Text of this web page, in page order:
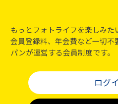
もっとフォトライフを楽しみた
会員登録料、年会費など一切不
パンが運営する会員制度です。
ログ